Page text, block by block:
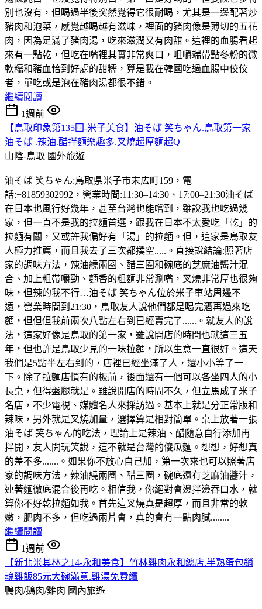
別也沒有，但喝過半後突然覺得它很耐喝，尤其是一邊配著炒
豬肉和泡菜，感覺越喝越有滋味，裡面的豬肉像是薄切的五花
肉，因為足滿了豬肉湯，吃來滋潤又有肉甜。這裡的血腸看起
來有一點乾，但吃在嘴裡其實非常爽口，咀嚼端帶點冬粉的微
軟糯和豬血恰到好處的甜糯，算是我在韓國吃過血腸中佼佼
者，單吃或是泡在豬肉湯都很不錯。
繼續閱讀
1週前
【鳥取印象第135回-米子美食】油そば 笑ちゃん.鳥取第一家
油そば .辣油.醋拌麵樂趣多.叉燒超厚麵超Q
山陰-鳥取 國外旅遊
油そば 笑ちゃん:鳥取県米子市末広町159，電
話:+81859302992，營業時間:11:30–14:30、17:00–21:30油そば
在日本也風行好幾年，甚至台灣也能嚐到，雖說我也吃過幾
家，但一直不是我的拉麵首選，跟我在日本不太愛吃「乾」的
拉麵有關，又或許我偏好有「湯」的拉麵。但，這家是鳥取友
人極力推薦，而且我去了三次都撲空.....。直接說結論:照著店
家的調味方法，辣油繞兩圈、醋三圈和碗底的芝麻油醬汁混
合、加上粗帶嚼勁、麵香的粗麵非常涮嘴，叉燒非常厚也很夠
味，但辣的我不行…油そば 笑ちゃん位於米子車站周邊不
遠，營業時間到21:30，鳥取友人說他們都是喝完酒再過來吃
麵，但但但我前兩次八點左右到已經賣完了......。就友人的說
法，這家好像是鳥取的第一家，雖說開店的時間也就這三五
年，但也許是鳥取少見的一味拉麵，所以生意一直很好。這天
我們是5點半左右到的，店裡已經坐滿了人，還小小等了一
下。除了拉麵店慣有的板前，後面還有一個可以各坐四人的小
長桌，但得盤腿就是。雖說開店的時間不久，但立馬成了米子
名店，不少電視、媒體名人來採訪過。基本上就是分正常版和
辣味，另外就是叉燒加量，選擇算是相對簡單。桌上放著一張
油そば 笑ちゃん的吃法，理論上是辣油、醋隨意自行添加再
拌開，友人開玩笑說，這不就是台灣的傻瓜麵。想想，好想真
的差不多.......。如果你不放心自己加，第一次來也可以照著店
家的調味方法，辣油繞兩圈、醋三圈，碗底還有芝麻油醬汁，
連著麵徹底混合後再吃。相信我，你絕對會邊拌邊吞口水，就
算你不好乾拉麵如我。首先這叉燒真是超厚，而且非常的軟
嫩，肥肉不多，但吃過兩片會，真的會有一點肉膩........
繼續閱讀
1週前
【新北米其林之14-永和美食】竹林雞肉永和總店.半熟蛋包銷
魂雞飯85元大碗滿意.雞湯免費續
鴨肉/鵝肉/雞肉 國內旅遊